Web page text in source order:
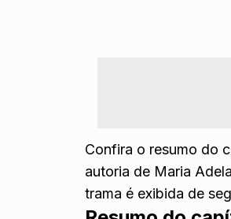
Confira o resumo do
autoria de Maria
trama é exibida de